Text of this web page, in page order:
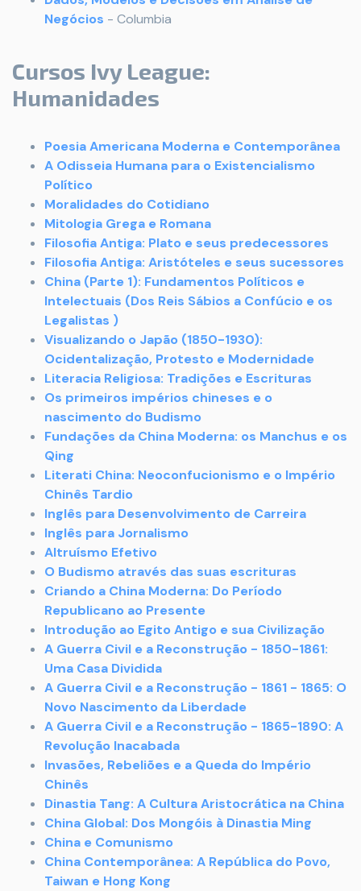
Negócios - Columbia
Cursos Ivy League:
Humanidades
Poesia Americana Moderna e Contemporânea
A Odisseia Humana para o Existencialismo
Político
Moralidades do Cotidiano
Mitologia Grega e Romana
Filosofia Antiga: Plato e seus predecessores
Filosofia Antiga: Aristóteles e seus sucessores
China (Parte 1): Fundamentos Políticos e
Intelectuais (Dos Reis Sábios a Confúcio e os
Legalistas )
Visualizando o Japão (1850-1930):
Ocidentalização, Protesto e Modernidade
Literacia Religiosa: Tradições e Escrituras
Os primeiros impérios chineses e o
nascimento do Budismo
Fundações da China Moderna: os Manchus e os
Qing
Literati China: Neoconfucionismo e o Império
Chinês Tardio
Inglês para Desenvolvimento de Carreira
Inglês para Jornalismo
Altruísmo Efetivo
O Budismo através das suas escrituras
Criando a China Moderna: Do Período
Republicano ao Presente
Introdução ao Egito Antigo e sua Civilização
A Guerra Civil e a Reconstrução - 1850-1861:
Uma Casa Dividida
A Guerra Civil e a Reconstrução - 1861 - 1865: O
Novo Nascimento da Liberdade
A Guerra Civil e a Reconstrução - 1865-1890: A
Revolução Inacabada
Invasões, Rebeliões e a Queda do Império
Chinês
Dinastia Tang: A Cultura Aristocrática na China
China Global: Dos Mongóis à Dinastia Ming
China e Comunismo
China Contemporânea: A República do Povo,
Taiwan e Hong Kong